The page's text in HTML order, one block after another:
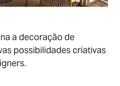
a decoração de
possibilidades criativas